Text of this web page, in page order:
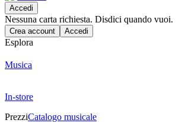
Accedi
Nessuna carta richiesta. Disdici quando vuoi.
Crea account Accedi
Esplora
Musica
In-store
PrezziCatalogo musicale